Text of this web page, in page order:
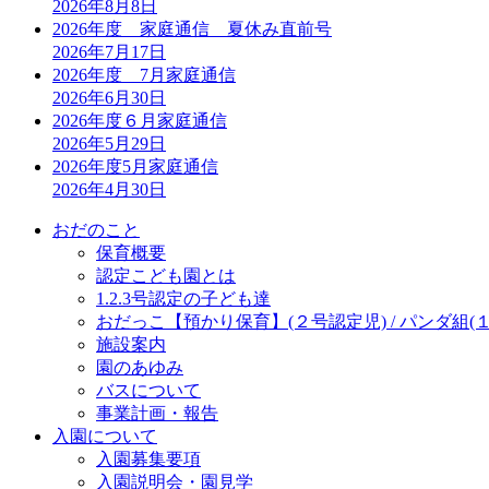
2026年8月8日
2026年度 家庭通信 夏休み直前号
2026年7月17日
2026年度 7月家庭通信
2026年6月30日
2026年度６月家庭通信
2026年5月29日
2026年度5月家庭通信
2026年4月30日
おだのこと
保育概要
認定こども園とは
1.2.3号認定の子ども達
おだっこ【預かり保育】(２号認定児) / パンダ組(
施設案内
園のあゆみ
バスについて
事業計画・報告
入園について
入園募集要項
入園説明会・園見学